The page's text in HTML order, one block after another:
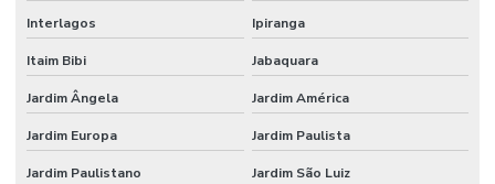
Forno para secagem
Forno para secagem de eletrodos
Forno de secagem industrial
Interlagos Ipiranga
Itaim Bibi Jabaquara
Jardim Ângela Jardim América
Jardim Europa Jardim Paulista
Jardim Paulistano Jardim São Luiz